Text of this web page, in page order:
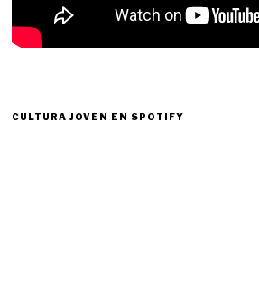
CULTURA JOVEN EN SPOTIFY